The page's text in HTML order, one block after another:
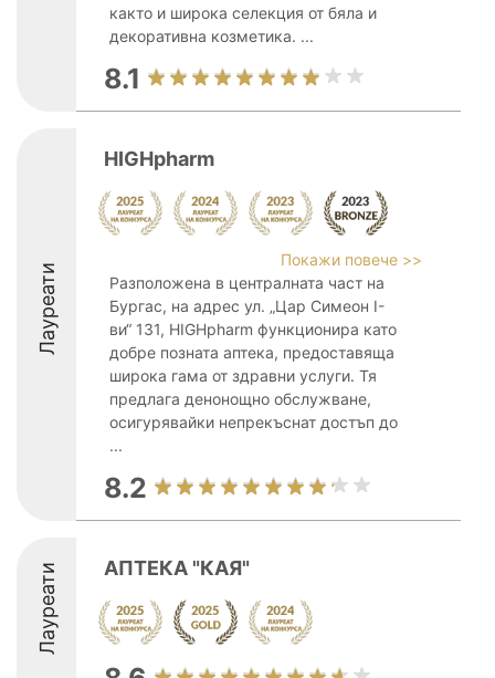
както и широка селекция от бяла и
декоративна козметика. ...
8.1
Лауреати
HIGHpharm
Покажи повече >>
Разположена в централната част на
Бургас, на адрес ул. „Цар Симеон I-
ви“ 131, HIGHpharm функционира като
добре позната аптека, предоставяща
широка гама от здравни услуги. Тя
предлага денонощно обслужване,
осигурявайки непрекъснат достъп до
...
8.2
Лауреати АПТЕКА "КАЯ"